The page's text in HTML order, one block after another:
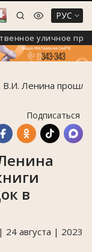
РУС
уличное
Ленина
Подписаться
в
24 августа | 2023